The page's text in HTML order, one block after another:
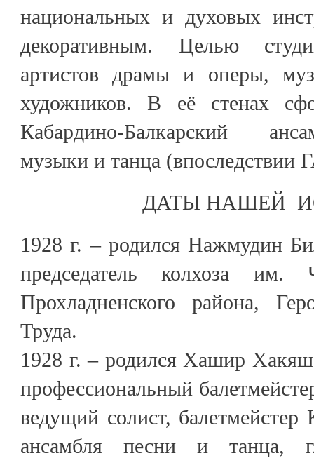
национальных и духовых
декоративным. Целью
артистов драмы и оперы,
художников. В её стенах
Кабардино-Балкарский
музыки и танца (впоследствии
ДАТЫ НАШЕЙ
1928 г. – родился Нажмудин
председатель колхоза им.
Прохладненского района,
Труда.
1928 г. – родился Хашир
профессиональный
ведущий солист, балетмейстер
ансамбля песни и танца,